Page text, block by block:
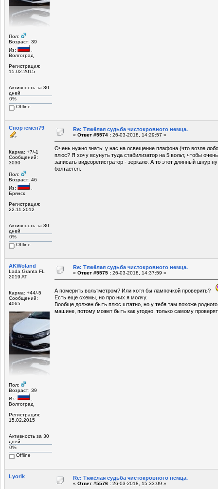
Пол:
Возраст: 39
Из:
Волгоград
Регистрация:
15.02.2015
Активность за 30
дней
0%
Offline
Спортсмен79
Карма: +7/-1
Сообщений:
3030
Пол:
Возраст: 46
Из:
Брянск
Регистрация:
22.11.2012
Активность за 30
дней
0%
Offline
Re: Тяжёлая судьба чистокровного немца.
« Ответ #5574 : 26-03-2018, 14:29:57 »
Очень нужно знать: у нас на освещение плафона (что возле
плюс? Я хочу всунуть туда стабилизатор на 5 вольт, чтобы
записать видеорегистратор - зеркало. А то этот длинный шнур
болтается.
AKWoland
Lada Granta FL
2019 AT
Карма: +44/-5
Сообщений:
4065
Пол:
Возраст: 39
Из:
Волгоград
Регистрация:
15.02.2015
Активность за 30
дней
0%
Offline
Re: Тяжёлая судьба чистокровного немца.
« Ответ #5575 : 26-03-2018, 14:37:59 »
А померить вольтметром? Или хотя бы лампочкой проверить?
Есть еще схемы, но про них я молчу.
Вообще должен быть плюс штатно, но у тебя там похоже
машине, потому может быть как угодно, только самому
Lyorik Re: Тяжёлая судьба чистокровного немца.
« Ответ #5576 : 26-03-2018, 15:33:09 »